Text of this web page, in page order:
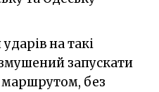
на такі
запускати
без